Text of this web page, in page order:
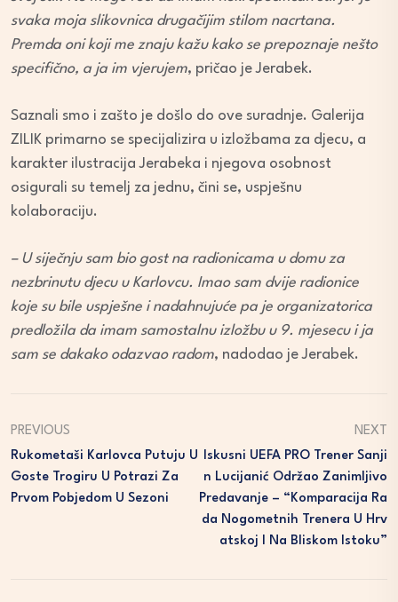
svaka moja slikovnica drugačijim stilom nacrtana.
Premda oni koji me znaju kažu kako se prepoznaje nešto
specifično, a ja im vjerujem, pričao je Jerabek.
Saznali smo i zašto je došlo do ove suradnje. Galerija
ZILIK primarno se specijalizira u izložbama za djecu, a
karakter ilustracija Jerabeka i njegova osobnost
osigurali su temelj za jednu, čini se, uspješnu
kolaboraciju.
– U siječnju sam bio gost na radionicama u domu za
nezbrinutu djecu u Karlovcu. Imao sam dvije radionice
koje su bile uspješne i nadahnujuće pa je organizatorica
predložila da imam samostalnu izložbu u 9. mjesecu i ja
sam se dakako odazvao radom, nadodao je Jerabek.
PREVIOUS
Rukometaši Karlovca Putuju U
Goste Trogiru U Potrazi Za
Prvom Pobjedom U Sezoni
NEXT
Iskusni UEFA PRO Trener Sanji
N Lucijanić Održao Zanimljivo
Predavanje – “Komparacija Ra
Da Nogometnih Trenera U Hrv
Atskoj I Na Bliskom Istoku”